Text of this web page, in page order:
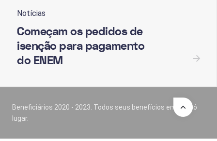
Notícias
Começam os pedidos de
isenção para pagamento
do ENEM
Beneficiários 2020 - 2023. Todos seus benefícios em um só
lugar.